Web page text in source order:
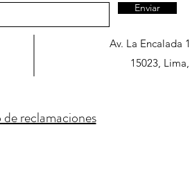
Enviar
Av. La Encalada
15023,
de reclamaciones